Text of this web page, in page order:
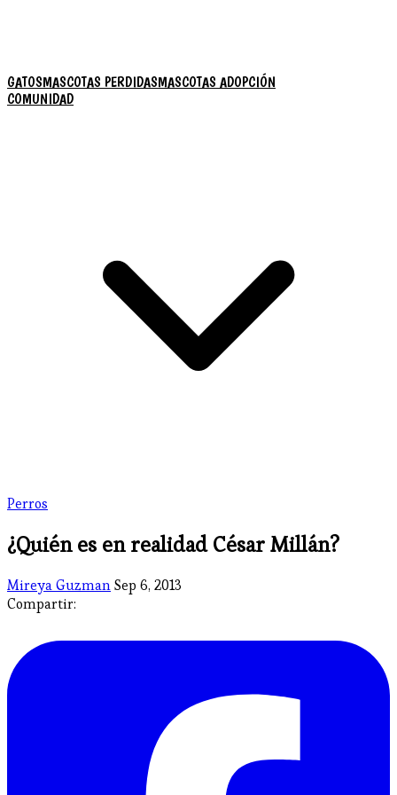
GATOSMASCOTAS PERDIDASMASCOTAS ADOPCIÓN
COMUNIDAD
Perros
¿Quién es en realidad César Millán?
Mireya GuzmanSep 6, 2013
Compartir: